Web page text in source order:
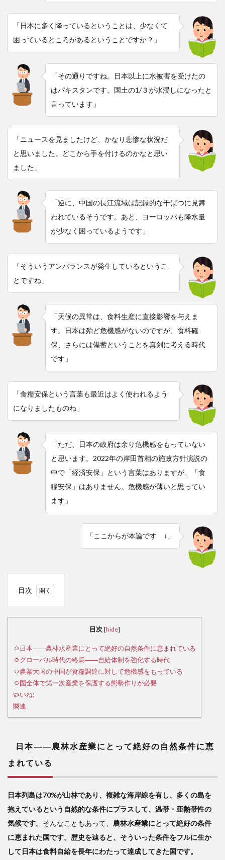
「日本に多く降っているということは、少なくて
困っているところがあるということですか？」
「その通りですね。日本以上に水被害を受けたの
はパキスタンです。国土の1/３が水浸しになったと
言っています」
「ニュースを見ましたけど、かなり悲惨な状況だ
と思いました。どこから手を付けるのかなと思い
ました」
「逆に、中国の長江流域は記録的な干ばつに見舞
われているそうです。あと、ヨーロッパも降水量
が少なく困っているようです」
「そういうアンバランスが発生しているというこ
とですね」
「天候の異常は、食料生産に直接影響を与えま
す。日本は殆ど危機感がないのですが、食料確
保、さらには備蓄ということを真剣に考える時代
です」
「食糧安保という言葉も最近はよく使われるよう
になりましたものね」
「ただ、日本の政府は余り危機感をもっていない
と思います。2022年の岸田首相の施政方針演説の
中で「経済安保」という言葉はありますが、「食
糧安保」はありません。危機感が薄いと思ってい
ます」
「ここからが本論です ↓」
目次
農林
水産
業に
て絶
好の
自然
まれ
てい
る
2
グ
バル
時代
の終
――
目次 [hide]
日本――農林水産業にとって絶好の自然条件に恵まれている
グローバル時代の終焉――自給体制を強化する時代
農業大国の中国が食糧調達に対して危機感をもっている
国全体で第一次産業を保護する態勢作りが必要
いいね:
関連
日本――農林水産業にとって絶好の自然条件に恵
まれている
日本列島は70%が山林であり、複雑な海岸線を有し、多くの島を
抱えているという自然的な条件にプラスして、温帯・亜熱帯性の
気候です。そんなこともあって、 農林水産業にとって絶好の条件
に恵まれた国です。歴史を辿ると、そういった条件をフルに生か
して日本は食料自給を長年にわたって達成してきた国です。